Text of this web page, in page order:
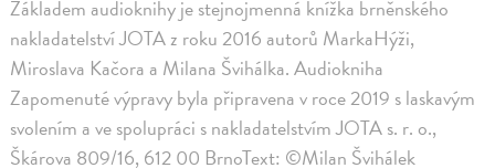
Základem audioknihy je stejnojmenná knížka brněnského
nakladatelství JOTA z roku 2016 autorů MarkaHýži,
Miroslava Kačora a Milana Švihálka. Audiokniha
Zapomenuté výpravy byla připravena v roce 2019 s laskavým
svolením a ve spolupráci s nakladatelstvím JOTA s. r. o.,
Škárova 809/16, 612 00 BrnoText: ©Milan Švihálek